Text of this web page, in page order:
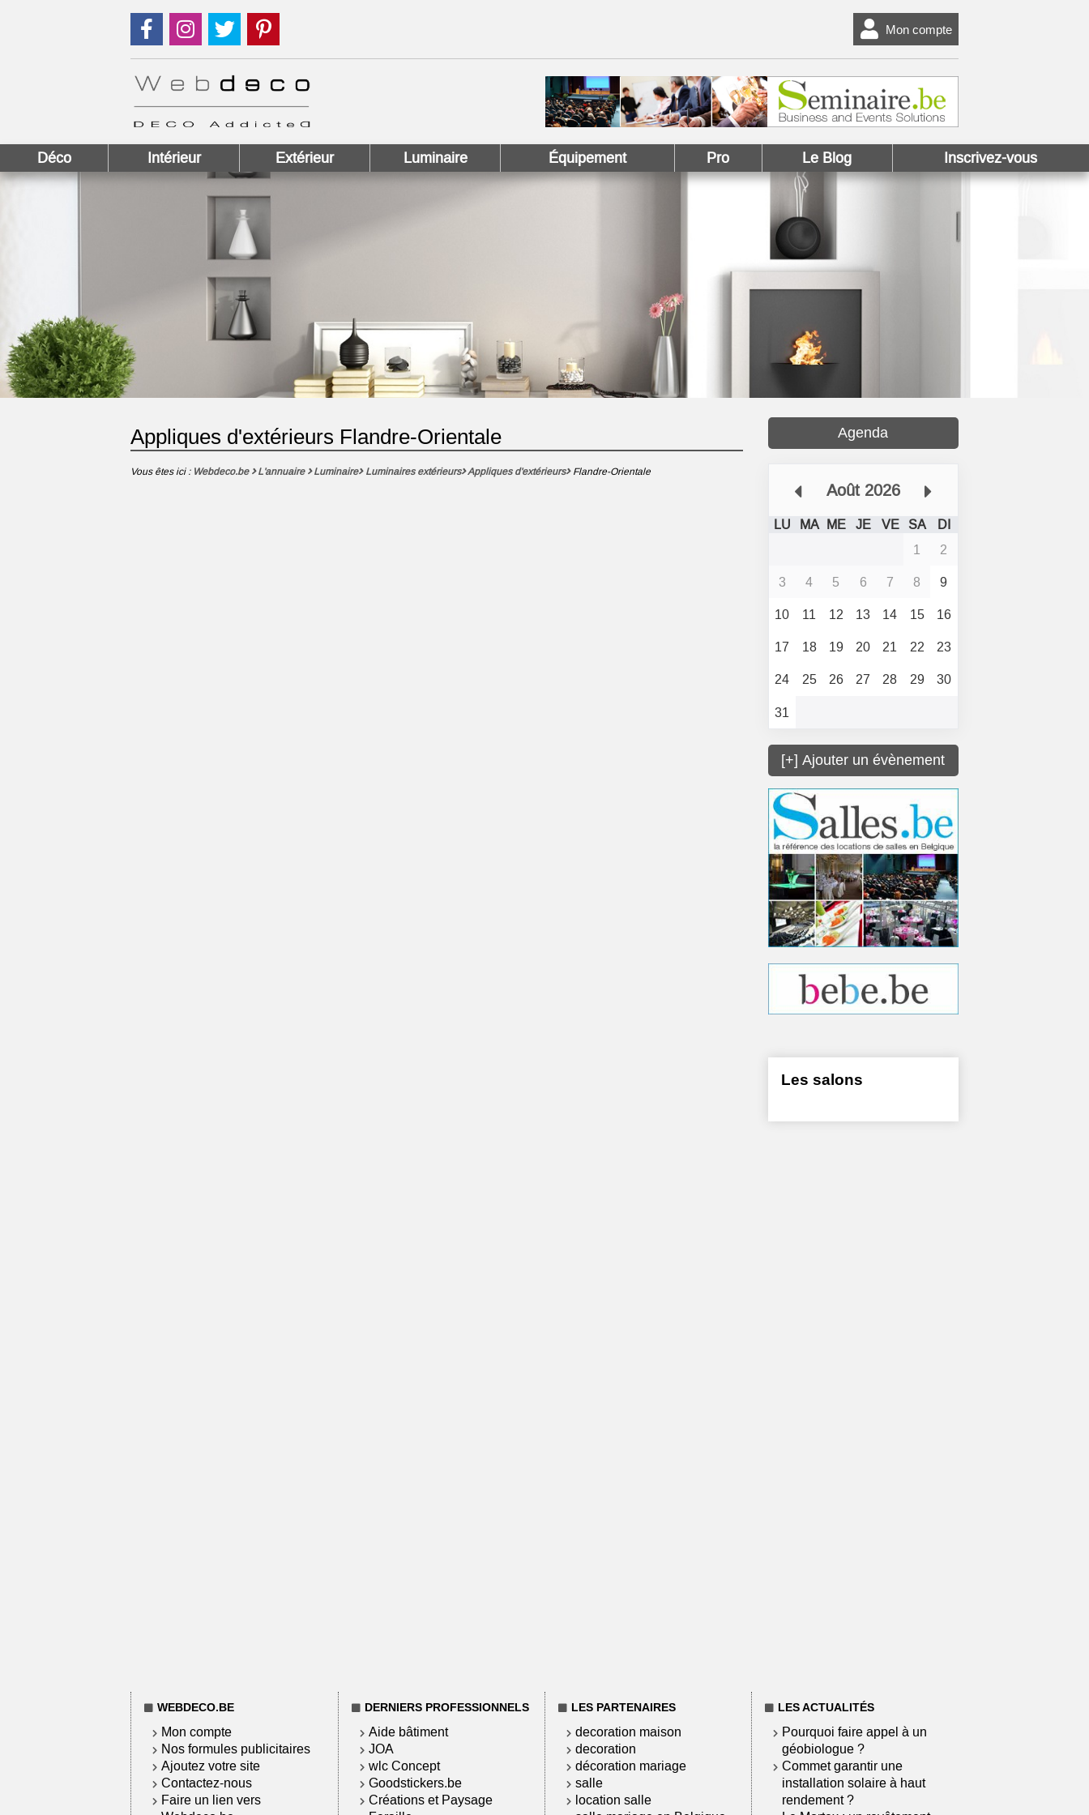
Suivez nous sur Facebook !
Suivez nous sur Instagram !
Suivez nous sur Twitter ! Mon compte
Déco Intérieur Extérieur Luminaire Équipement Pro Le Blog Inscrivez-vous
Appliques d'extérieurs Flandre-Orientale
Vous êtes ici : Webdeco.be L'annuaire Luminaire Luminaires extérieurs Appliques d'extérieurs Flandre-Orientale
Agenda
Août 2026
LU MA ME JE VE SA
DI
1
2
3
4 5 6 7 8
9
10
11 12 13 14 15
16
17
18 19 20 21 22
23
24
25 26 27 28 29
30
31
[+] Ajouter un évènement
Les salons
WEBDECO.BE
Mon compte
Nos formules publicitaires
Ajoutez votre site
Contactez-nous
Faire un lien vers
DERNIERS PROFESSIONNELS
Aide bâtiment
JOA
wlc Concept
Goodstickers.be
Créations et Paysage
LES PARTENAIRES
decoration maison
decoration
décoration mariage
salle
location salle
LES ACTUALITÉS
Pourquoi faire appel à un
géobiologue ?
Commet garantir une
installation solaire à haut
rendement ?